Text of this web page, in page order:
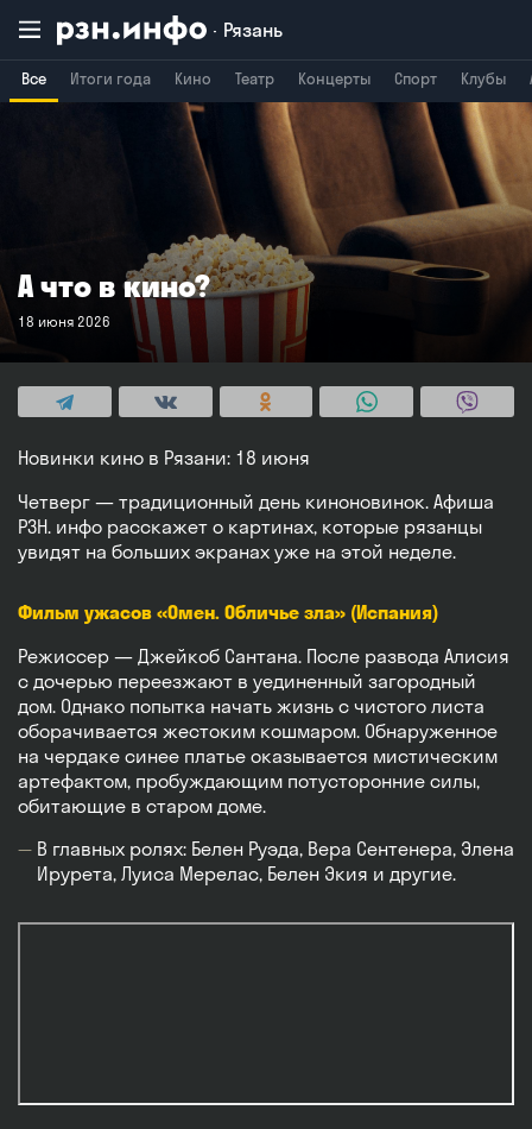
Рязань
Все Итоги года Кино Театр Концерты Спорт Клубы
Владимир Брянск
А что в кино?
18 июня 2026
Новинки кино в Рязани: 18 июня
Четверг — традиционный день киноновинок. Афиша
РЗН. инфо расскажет о картинах, которые рязанцы
увидят на больших экранах уже на этой неделе.
Фильм ужасов «Омен. Обличье зла» (Испания)
Режиссер — Джейкоб Сантана. После развода Алисия
с дочерью переезжают в уединенный загородный
дом. Однако попытка начать жизнь с чистого листа
оборачивается жестоким кошмаром. Обнаруженное
на чердаке синее платье оказывается мистическим
артефактом, пробуждающим потусторонние силы,
обитающие в старом доме.
В главных ролях: Белен Руэда, Вера Сентенера, Элена
Ирурета, Луиса Мерелас, Белен Экия и другие.